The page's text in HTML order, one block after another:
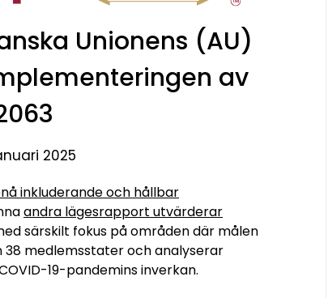
Unionens (AU)
av
2025
inkluderande och hållbar
andra lägesrapport utvärderar
särskilt fokus på områden där målen
medlemsstater och analyserar
19-pandemins inverkan.